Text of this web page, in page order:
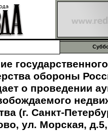
обороны
о проведении
(г. Санкт-
ул. Морская,